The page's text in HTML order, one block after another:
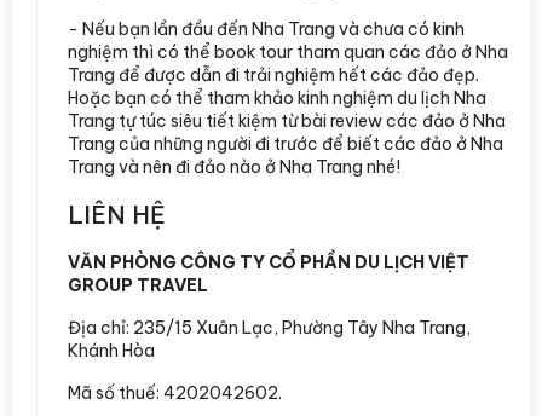
- Nếu bạn lần đầu đến Nha Trang và chưa có kinh
nghiệm thì có thể book tour tham quan các đảo ở Nha
Trang để được dẫn đi trải nghiệm hết các đảo đẹp.
Hoặc bạn có thể tham khảo kinh nghiệm du lịch Nha
Trang tự túc siêu tiết kiệm từ bài review các đảo ở Nha
Trang của những người đi trước để biết các đảo ở Nha
Trang và nên đi đảo nào ở Nha Trang nhé!
LIÊN HỆ
VĂN PHÒNG CÔNG TY CỔ PHẦN DU LỊCH VIỆT
GROUP TRAVEL
Địa chỉ: 235/15 Xuân Lạc, Phường Tây Nha Trang,
Khánh Hòa
Mã số thuế: 4202042602.